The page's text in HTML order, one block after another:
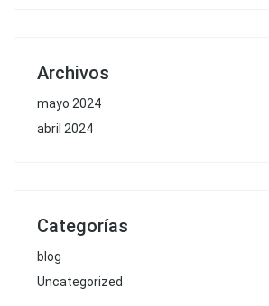
Archivos
mayo 2024
abril 2024
Categorías
blog
Uncategorized